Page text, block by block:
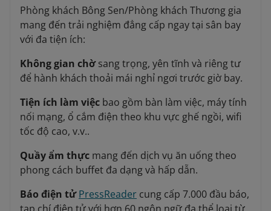
Phòng khách Bông Sen/Phòng khách Thương gia
mang đến trải nghiệm đẳng cấp ngay tại sân bay
với đa tiện ích:
Không gian chờsang trọng, yên tĩnh và riêng tư
để hành khách thoải mái nghỉ ngơi trước giờ bay.
Tiện ích làm việc bao gồm bàn làm việc, máy tính
nối mạng, ổ cắm điện theo khu vực ghế ngồi, wifi
tốc độ cao, v.v..
Quầy ẩm thực mang đến dịch vụ ăn uống theo
phong cách buffet đa dạng và hấp dẫn.
Báo điện tử PressReader cung cấp 7.000 đầu báo,